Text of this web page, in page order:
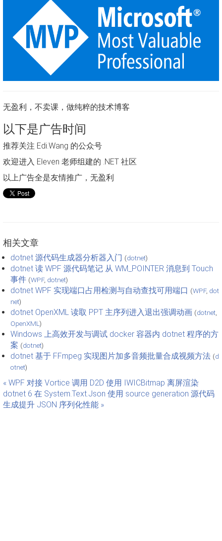
无盈利，不卖课，做纯粹的技术博客
以下是广告时间
推荐关注 Edi.Wang 的公众号
欢迎进入 Eleven 老师组建的 .NET 社区
以上广告全是友情推广，无盈利
相关文章
dotnet 源代码生成器分析器入门 (dotnet)
dotnet 读 WPF 源代码笔记 从 WM_POINTER 消息到 Touch
事件 (WPF, dotnet)
dotnet WPF 实现端口占用检测与自动查找可用端口 (WPF, dot
net)
dotnet OpenXML 读取 PPT 主序列进入退出强调动画 (dotnet
OpenXML )
Windows 上高效开发与调试 docker 容器内 dotnet 程序的方
案 (dotnet)
dotnet 基于 FFmpeg 实现图片加多音频批量合成视频方法 (d
otnet)
« WPF 对接 Vortice 调用 D2D 使用 IWICBitmap 离屏渲染
dotnet 6 在 System.Text.Json 使用 source generation 源代码
生成提升 JSON 序列化性能 »